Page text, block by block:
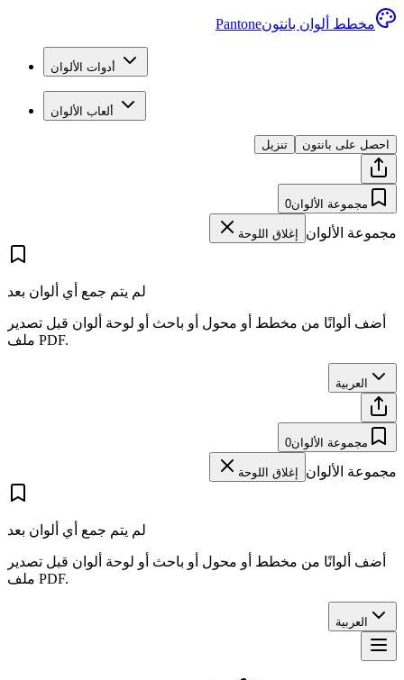
مخطط ألوان بانتونPantone
أدوات الألوان
ألعاب الألوان
احصل على بانتون تنزيل
مجموعة الألوان0
مجموعة الألوان إغلاق اللوحة
لم يتم جمع أي ألوان بعد
أضف ألوانًا من مخطط أو محول أو باحث أو لوحة ألوان قبل تصدير
ملف PDF.
العربية
مجموعة الألوان0
مجموعة الألوان إغلاق اللوحة
لم يتم جمع أي ألوان بعد
أضف ألوانًا من مخطط أو محول أو باحث أو لوحة ألوان قبل تصدير
ملف PDF.
العربية